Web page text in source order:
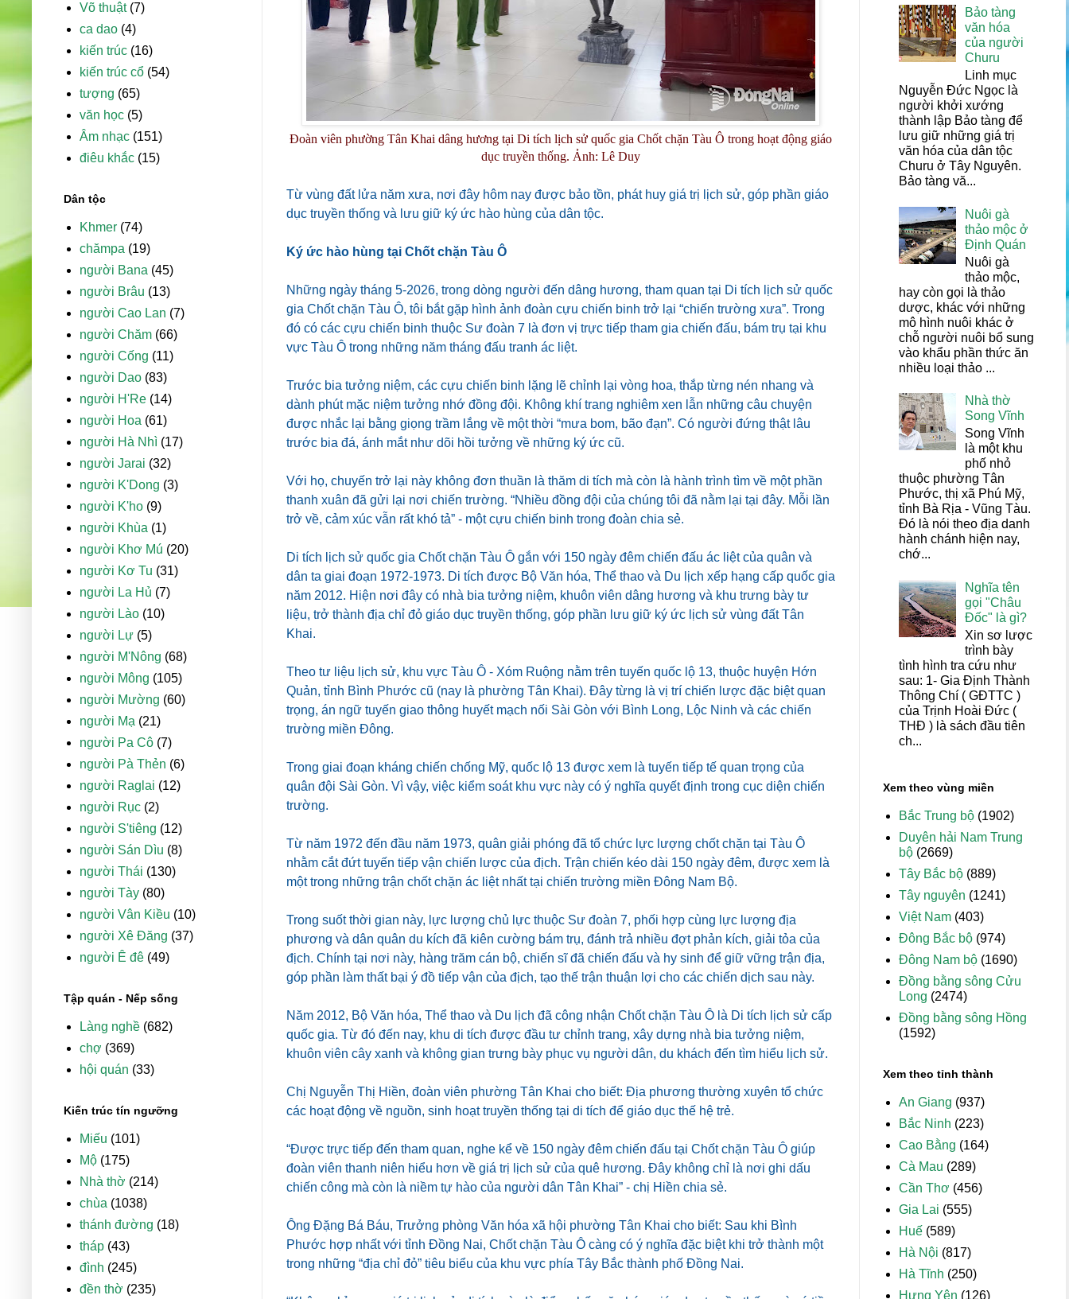
Đoàn viên phường Tân Khai dâng hương tại Di tích lịch sử quốc gia Chốt chặn Tàu Ô trong hoạt động giáo
dục truyền thống. Ảnh: Lê Duy
Từ vùng đất lửa năm xưa, nơi đây hôm nay được bảo tồn, phát huy giá trị lịch sử, góp phần giáo
dục truyền thống và lưu giữ ký ức hào hùng của dân tộc.
Ký ức hào hùng tại Chốt chặn Tàu Ô
Những ngày tháng 5-2026, trong dòng người đến dâng hương, tham quan tại Di tích lịch sử quốc
gia Chốt chặn Tàu Ô, tôi bắt gặp hình ảnh đoàn cựu chiến binh trở lại “chiến trường xưa”. Trong
đó có các cựu chiến binh thuộc Sư đoàn 7 là đơn vị trực tiếp tham gia chiến đấu, bám trụ tại khu
vực Tàu Ô trong những năm tháng đấu tranh ác liệt.
Trước bia tưởng niệm, các cựu chiến binh lặng lẽ chỉnh lại vòng hoa, thắp từng nén nhang và
dành phút mặc niệm tưởng nhớ đồng đội. Không khí trang nghiêm xen lẫn những câu chuyện
được nhắc lại bằng giọng trầm lắng về một thời “mưa bom, bão đạn”. Có người đứng thật lâu
trước bia đá, ánh mắt như dõi hồi tưởng về những ký ức cũ.
Với họ, chuyến trở lại này không đơn thuần là thăm di tích mà còn là hành trình tìm về một phần
thanh xuân đã gửi lại nơi chiến trường. “Nhiều đồng đội của chúng tôi đã nằm lại tại đây. Mỗi lần
trở về, cảm xúc vẫn rất khó tả” - một cựu chiến binh trong đoàn chia sẻ.
Di tích lịch sử quốc gia Chốt chặn Tàu Ô gắn với 150 ngày đêm chiến đấu ác liệt của quân và
dân ta giai đoạn 1972-1973. Di tích được Bộ Văn hóa, Thể thao và Du lịch xếp hạng cấp quốc gia
năm 2012. Hiện nơi đây có nhà bia tưởng niệm, khuôn viên dâng hương và khu trưng bày tư
liệu, trở thành địa chỉ đỏ giáo dục truyền thống, góp phần lưu giữ ký ức lịch sử vùng đất Tân
Khai.
Theo tư liệu lịch sử, khu vực Tàu Ô - Xóm Ruộng nằm trên tuyến quốc lộ 13, thuộc huyện Hớn
Quản, tỉnh Bình Phước cũ (nay là phường Tân Khai). Đây từng là vị trí chiến lược đặc biệt quan
trọng, án ngữ tuyến giao thông huyết mạch nối Sài Gòn với Bình Long, Lộc Ninh và các chiến
trường miền Đông.
Trong giai đoạn kháng chiến chống Mỹ, quốc lộ 13 được xem là tuyến tiếp tế quan trọng của
quân đội Sài Gòn. Vì vậy, việc kiểm soát khu vực này có ý nghĩa quyết định trong cục diện chiến
trường.
Từ năm 1972 đến đầu năm 1973, quân giải phóng đã tổ chức lực lượng chốt chặn tại Tàu Ô
nhằm cắt đứt tuyến tiếp vận chiến lược của địch. Trận chiến kéo dài 150 ngày đêm, được xem là
một trong những trận chốt chặn ác liệt nhất tại chiến trường miền Đông Nam Bộ.
Trong suốt thời gian này, lực lượng chủ lực thuộc Sư đoàn 7, phối hợp cùng lực lượng địa
phương và dân quân du kích đã kiên cường bám trụ, đánh trả nhiều đợt phản kích, giải tỏa của
địch. Chính tại nơi này, hàng trăm cán bộ, chiến sĩ đã chiến đấu và hy sinh để giữ vững trận địa,
góp phần làm thất bại ý đồ tiếp vận của địch, tạo thế trận thuận lợi cho các chiến dịch sau này.
Năm 2012, Bộ Văn hóa, Thể thao và Du lịch đã công nhận Chốt chặn Tàu Ô là Di tích lịch sử cấp
quốc gia. Từ đó đến nay, khu di tích được đầu tư chỉnh trang, xây dựng nhà bia tưởng niệm,
khuôn viên cây xanh và không gian trưng bày phục vụ người dân, du khách đến tìm hiểu lịch sử.
Chị Nguyễn Thị Hiền, đoàn viên phường Tân Khai cho biết: Địa phương thường xuyên tổ chức
các hoạt động về nguồn, sinh hoạt truyền thống tại di tích để giáo dục thế hệ trẻ.
“Được trực tiếp đến tham quan, nghe kể về 150 ngày đêm chiến đấu tại Chốt chặn Tàu Ô giúp
đoàn viên thanh niên hiểu hơn về giá trị lịch sử của quê hương. Đây không chỉ là nơi ghi dấu
chiến công mà còn là niềm tự hào của người dân Tân Khai” - chị Hiền chia sẻ.
Ông Đặng Bá Báu, Trưởng phòng Văn hóa xã hội phường Tân Khai cho biết: Sau khi Bình
Phước hợp nhất với tỉnh Đồng Nai, Chốt chặn Tàu Ô càng có ý nghĩa đặc biệt khi trở thành một
trong những “địa chỉ đỏ” tiêu biểu của khu vực phía Tây Bắc thành phố Đồng Nai.
Võ thuật (7)
ca dao (4)
kiến trúc (16)
kiến trúc cổ (54)
tượng (65)
văn học (5)
Âm nhạc (151)
điêu khắc (15)
Dân tộc
Khmer (74)
chămpa (19)
người Bana (45)
người Brâu (13)
người Cao Lan (7)
người Chăm (66)
người Cống (11)
người Dao (83)
người H'Re (14)
người Hoa (61)
người Hà Nhì (17)
người Jarai (32)
người K'Dong (3)
người K'ho (9)
người Khùa (1)
người Khơ Mú (20)
người Kơ Tu (31)
người La Hủ (7)
người Lào (10)
người Lự (5)
người M'Nông (68)
người Mông (105)
người Mường (60)
người Mạ (21)
người Pa Cô (7)
người Pà Thẻn (6)
người Raglai (12)
người Rục (2)
người S'tiêng (12)
người Sán Dìu (8)
người Thái (130)
người Tày (80)
người Vân Kiều (10)
người Xê Đăng (37)
người Ê đê (49)
Tập quán - Nếp sống
Làng nghề (682)
chợ (369)
hội quán (33)
Kiến trúc tín ngưỡng
Miếu (101)
Mộ (175)
Nhà thờ (214)
chùa (1038)
thánh đường (18)
tháp (43)
đình (245)
đền thờ (235)
Bảo tàng
văn hóa
của người
Churu
Linh mục
Nguyễn Đức Ngọc là
người khởi xướng
thành lập Bảo tàng để
lưu giữ những giá trị
văn hóa của dân tộc
Churu ở Tây Nguyên.
Bảo tàng vă...
Nuôi gà
thảo mộc ở
Định Quán
Nuôi gà
thảo mộc,
hay còn gọi là thảo
dược, khác với những
mô hình nuôi khác ở
chỗ người nuôi bổ sung
vào khẩu phần thức ăn
nhiều loại thảo ...
Nhà thờ
Song Vĩnh
Song Vĩnh
là một khu
phố nhỏ
thuộc phường Tân
Phước, thị xã Phú Mỹ,
tỉnh Bà Rịa - Vũng Tàu.
Đó là nói theo địa danh
hành chánh hiện nay,
chớ...
Nghĩa tên
gọi "Châu
Đốc" là gì?
Xin sơ lược
trình bày
tình hình tra cứu như
sau: 1- Gia Định Thành
Thông Chí ( GĐTTC )
của Trịnh Hoài Đức (
THĐ ) là sách đầu tiên
ch...
Xem theo vùng miền
Bắc Trung bộ (1902)
Duyên hải Nam Trung
bộ (2669)
Tây Bắc bộ (889)
Tây nguyên (1241)
Việt Nam (403)
Đông Bắc bộ (974)
Đông Nam bộ (1690)
Đồng bằng sông Cửu
Long (2474)
Đồng bằng sông Hồng
(1592)
Xem theo tỉnh thành
An Giang (937)
Bắc Ninh (223)
Cao Bằng (164)
Cà Mau (289)
Cần Thơ (456)
Gia Lai (555)
Huế (589)
Hà Nội (817)
Hà Tĩnh (250)
Hưng Yên (126)